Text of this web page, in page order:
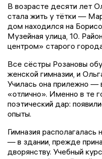
В возрасте десяти лет
стала жить у тётки —
дом находился на
Музейная улица, 10.
центром» старого
Все сёстры Розановы
женской гимназии, и
Училась она прилежно —
«отлично». Именно в те
поэтический дар:
опыты.
Гимназия
— в здании, прежде
дворянству. Учебный